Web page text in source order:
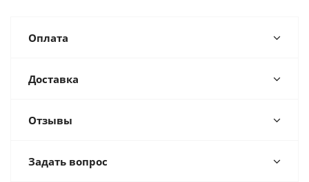
Оплата
Доставка
Отзывы
Задать вопрос